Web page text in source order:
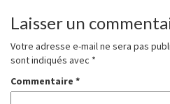
Laisser un
Votre adresse e-mail ne sera pas
sont indiqués avec *
Commentaire *